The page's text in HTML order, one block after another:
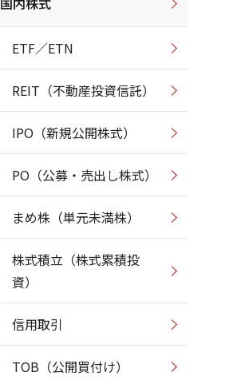
ETF／ETN
REIT（不動産投資信託）
IPO（新規公開株式）
PO（公募・売出し株式）
まめ株（単元未満株）
株式積立（株式累積投
資）
信用取引
TOB（公開買付け）